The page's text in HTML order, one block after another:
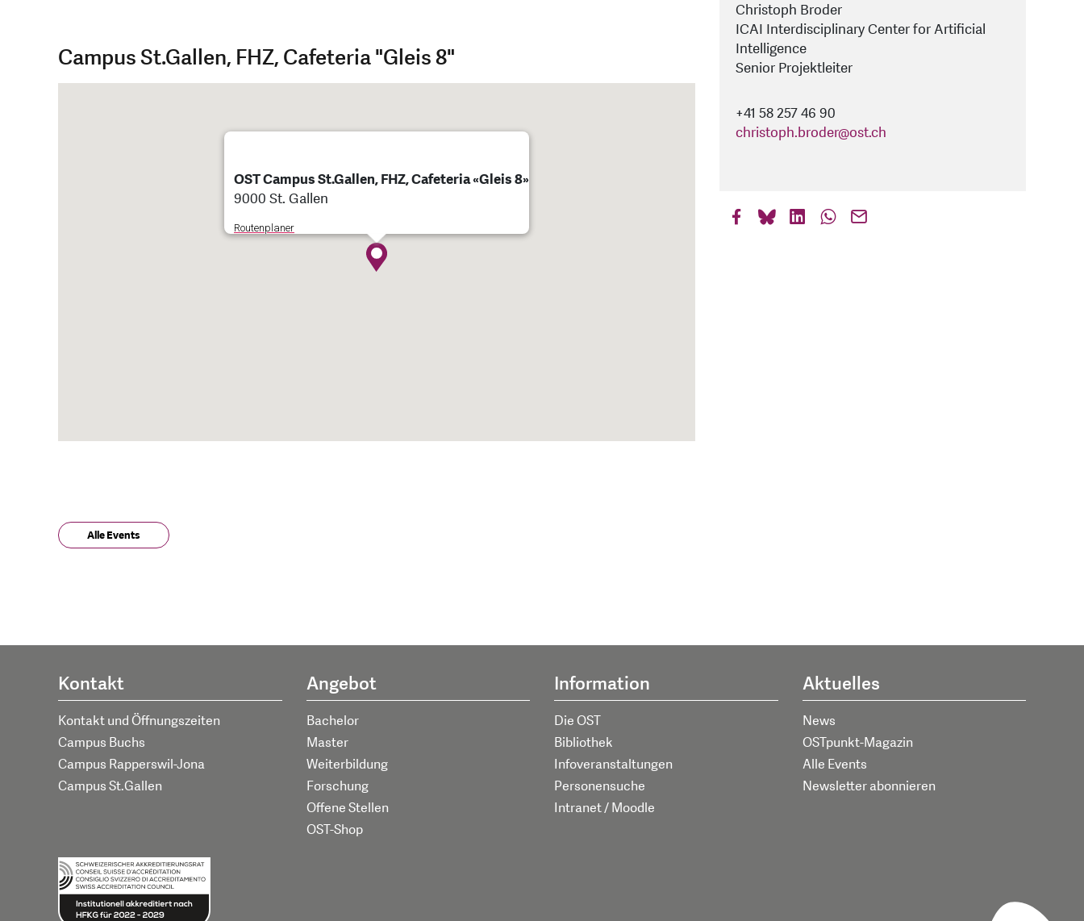
Campus St.Gallen, FHZ, Cafeteria "Gleis 8"
OST Campus St.Gallen, FHZ, Cafeteria «Gleis 8»
9000 St. Gallen
Routenplaner
Alle Events
Christoph Broder
ICAI Interdisciplinary Center for Artificial
Intelligence
Senior Projektleiter
+41 58 257 46 90
christoph.broder@ost.ch
Kontakt
Kontakt und Öffnungszeiten
Campus Buchs
Campus Rapperswil-Jona
Campus St.Gallen
Angebot
Bachelor
Master
Weiterbildung
Forschung
Offene Stellen
OST-Shop
Information
Die OST
Bibliothek
Infoveranstaltungen
Personensuche
Intranet / Moodle
Aktuelles
News
OSTpunkt-Magazin
Alle Events
Newsletter abonnieren